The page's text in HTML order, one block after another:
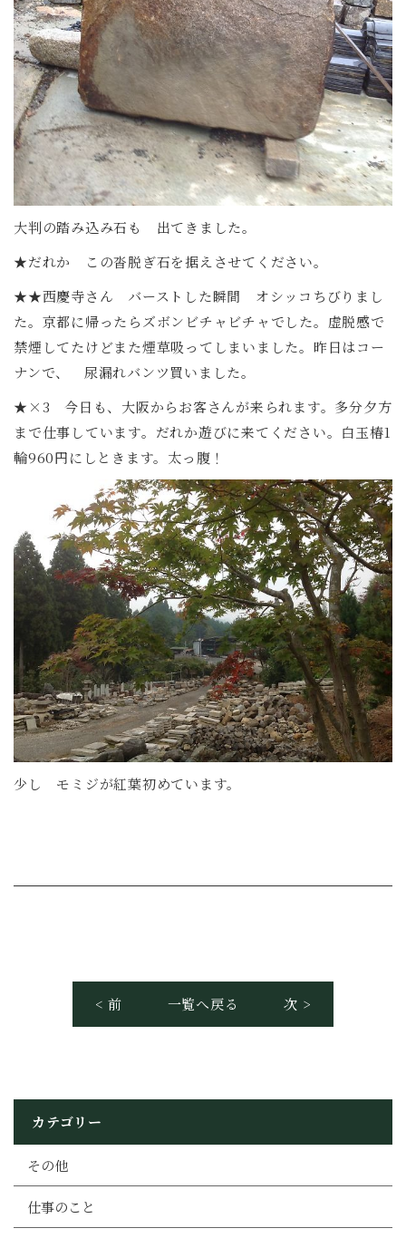
大判の踏み込み石も 出てきました。
★だれか この沓脱ぎ石を据えさせてください。
★★西慶寺さん バーストした瞬間 オシッコちびりまし
た。京都に帰ったらズボンビチャビチャでした。虚脱感で
禁煙してたけどまた煙草吸ってしまいました。昨日はコー
ナンで、 尿漏れバンツ買いました。
★×3 今日も、大阪からお客さんが来られます。多分夕方
まで仕事しています。だれか遊びに来てください。白玉椿1
輪960円にしときます。太っ腹！
少し モミジが紅葉初めています。
< 前 一覧へ戻る 次 >
カテゴリー
その他
仕事のこと